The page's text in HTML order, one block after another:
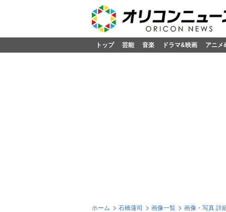
トップ 芸能 音楽 ドラマ&映画 アニメ
ホーム 石橋蓮司 画像一覧 画像・写真 詳